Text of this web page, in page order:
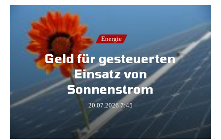
Energie
Geld für gesteuerten
Einsatz von
Sonnenstrom
20.07.2026 7:45